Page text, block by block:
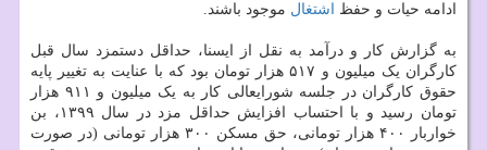
ادامه حیات و حفظ اشتغال موجود باشند.
به گزارش کار و درآمد به نقل از ایسنا، حداقل دستمزد سال قبل
کارگران یک میلیون و ۵۱۷ هزار تومان بود که با عنایت به تغییر پایه
حقوق کارگران در جلسه شورایعالی کار به یک میلیون و ۹۱۱ هزار
تومان رسید و با احتساب افزایش حداقل مزد در سال ۱۳۹۹، بن
خواربار ۴۰۰ هزار تومانی، حق مسکن ۳۰۰ هزار تومانی (در صورت